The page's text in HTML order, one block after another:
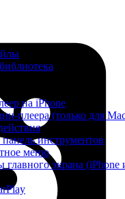
на iPhone
плеера (только для
инструментов
меню
экрана (iPhone